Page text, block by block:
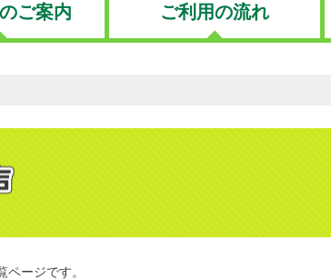
ご案内 ご利用の流れ
ページです。